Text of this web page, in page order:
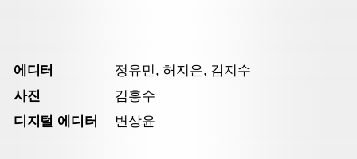
에디터
정유민, 허지은, 김지수
사진
김흥수
디지털 에디터
변상윤